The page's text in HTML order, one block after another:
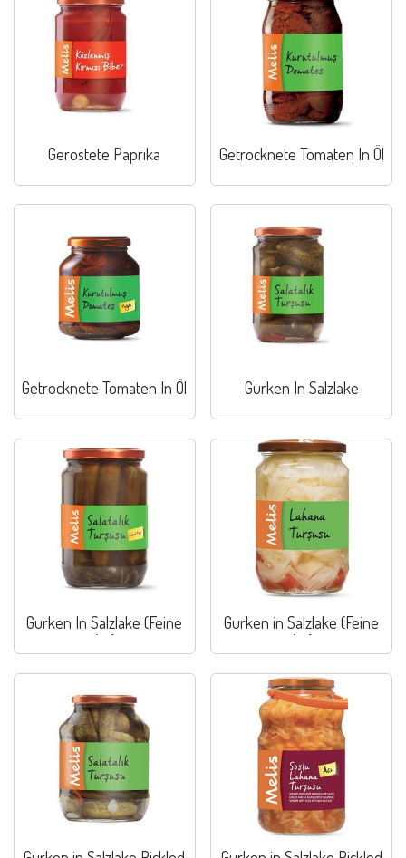
Gerostete Paprika Getrocknete Tomaten In Öl
Getrocknete Tomaten In Öl Gurken In Salzlake
Gurken In Salzlake (Feine
Art)
Gurken in Salzlake (Feine
Art)